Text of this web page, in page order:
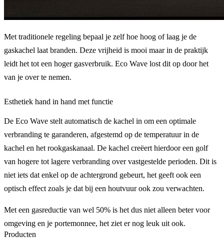
Met traditionele regeling bepaal je zelf hoe hoog of laag je de
gaskachel laat branden. Deze vrijheid is mooi maar in de praktijk
leidt het tot een hoger gasverbruik. Eco Wave lost dit op door het
van je over te nemen.
Esthetiek hand in hand met functie
De Eco Wave stelt automatisch de kachel in om een optimale
verbranding te garanderen, afgestemd op de temperatuur in de
kachel en het rookgaskanaal. De kachel creëert hierdoor een golf
van hogere tot lagere verbranding over vastgestelde perioden. Dit is
niet iets dat enkel op de achtergrond gebeurt, het geeft ook een
optisch effect zoals je dat bij een houtvuur ook zou verwachten.
Met een gasreductie van wel 50% is het dus niet alleen beter voor
omgeving en je portemonnee, het ziet er nog leuk uit ook.
Producten